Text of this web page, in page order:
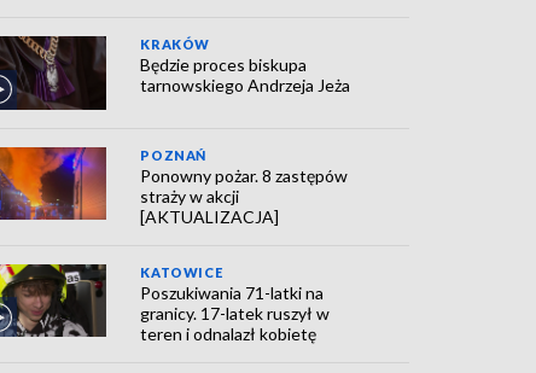
KRAKÓW
Będzie proces biskupa
tarnowskiego Andrzeja Jeża
POZNAŃ
Ponowny pożar. 8 zastępów
straży w akcji
[AKTUALIZACJA]
KATOWICE
Poszukiwania 71-latki na
granicy. 17-latek ruszył w
teren i odnalazł kobietę